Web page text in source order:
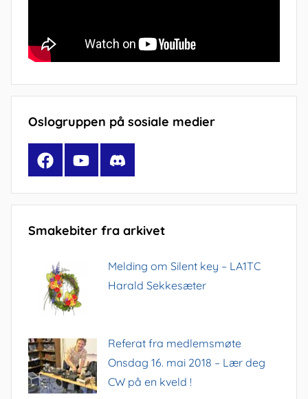
Oslogruppen på sosiale medier
FacebookYouTubeDiscord
Smakebiter fra arkivet
Melding om Silent key – LA1TC
Harald Sekkesæter
Referat fra medlemsmøte
Onsdag 16. mai 2018 – Lær deg
CW på en kveld !